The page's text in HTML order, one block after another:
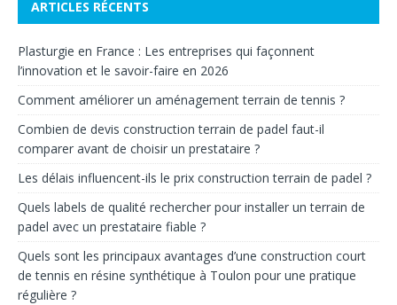
ARTICLES RÉCENTS
Plasturgie en France : Les entreprises qui façonnent
l’innovation et le savoir-faire en 2026
Comment améliorer un aménagement terrain de tennis ?
Combien de devis construction terrain de padel faut-il
comparer avant de choisir un prestataire ?
Les délais influencent-ils le prix construction terrain de padel ?
Quels labels de qualité rechercher pour installer un terrain de
padel avec un prestataire fiable ?
Quels sont les principaux avantages d’une construction court
de tennis en résine synthétique à Toulon pour une pratique
régulière ?